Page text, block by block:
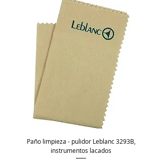
Paño limpieza - pulidor Leblanc 3293B,
instrumentos lacados